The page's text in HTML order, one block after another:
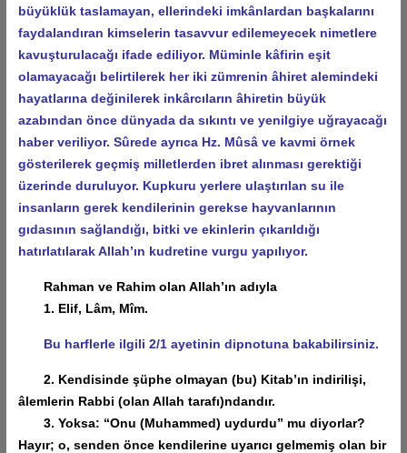
büyüklük taslamayan, ellerindeki imkânlardan başkalarını
faydalandıran kimselerin tasavvur edilemeyecek nimetlere
kavuşturulacağı ifade ediliyor. Müminle kâfirin eşit
olamayacağı belirtilerek her iki zümrenin âhiret alemindeki
hayatlarına değinilerek inkârcıların âhiretin büyük
azabından önce dünyada da sıkıntı ve yenilgiye uğrayacağı
haber veriliyor. Sûrede ayrıca Hz. Mûsâ ve kavmi örnek
gösterilerek geçmiş milletlerden ibret alınması gerektiği
üzerinde duruluyor. Kupkuru yerlere ulaştırılan su ile
insanların gerek kendilerinin gerekse hayvanlarının
gıdasının sağlandığı, bitki ve ekinlerin çıkarıldığı
hatırlatılarak Allah’ın kudretine vurgu yapılıyor.
Rahman ve Rahim olan Allah’ın adıyla
1. Elif, Lâm, Mîm.
Bu harflerle ilgili 2/1 ayetinin dipnotuna bakabilirsiniz.
2. Kendisinde şüphe olmayan (bu) Kitab’ın indirilişi,
âlemlerin Rabbi (olan Allah tarafı)ndandır.
3. Yoksa: “Onu (Muhammed) uydurdu” mu diyorlar?
Hayır; o, senden önce kendilerine uyarıcı gelmemiş olan bir